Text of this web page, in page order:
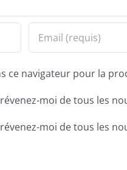
ce navigateur pour la
moi de tous les
moi de tous les